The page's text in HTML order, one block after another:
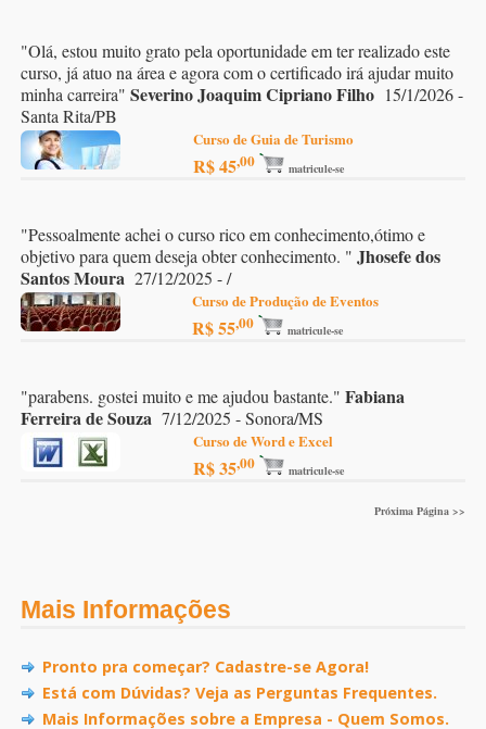
"Olá, estou muito grato pela oportunidade em ter realizado este
curso, já atuo na área e agora com o certificado irá ajudar muito
minha carreira" Severino Joaquim Cipriano Filho 15/1/2026 -
Santa Rita/PB
Curso de Guia de Turismo
R$ 45,00 matricule-se
"Pessoalmente achei o curso rico em conhecimento,ótimo e
objetivo para quem deseja obter conhecimento. " Jhosefe dos
Santos Moura 27/12/2025 - /
Curso de Produção de Eventos
R$ 55,00 matricule-se
"parabens. gostei muito e me ajudou bastante." Fabiana
Ferreira de Souza 7/12/2025 - Sonora/MS
Curso de Word e Excel
R$ 35,00 matricule-se
Próxima Página >>
Mais Informações
Pronto pra começar? Cadastre-se Agora!
Está com Dúvidas? Veja as Perguntas Frequentes.
Mais Informações sobre a Empresa - Quem Somos.